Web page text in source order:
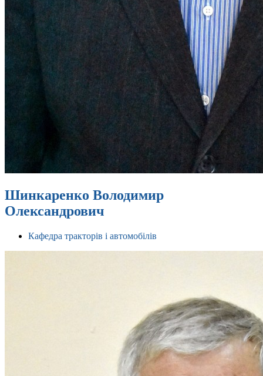
Шинкаренко Володимир
Олександрович
Кафедра тракторів і автомобілів